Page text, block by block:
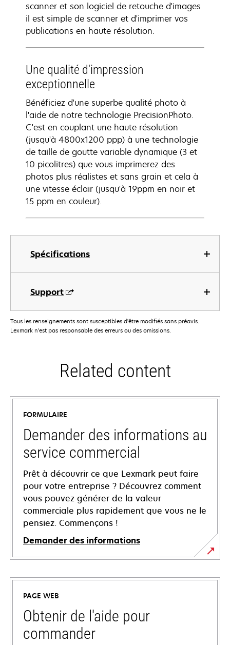
Spécifications
Support
scanner et son logiciel de retouche d'images
il est simple de scanner et d'imprimer vos
publications en haute résolution.
Une qualité d'impression
exceptionnelle
Bénéficiez d'une superbe qualité photo à
l'aide de notre technologie PrecisionPhoto.
C'est en couplant une haute résolution
(jusqu'à 4800x1200 ppp) à une technologie
de taille de goutte variable dynamique (3 et
10 picolitres) que vous imprimerez des
photos plus réalistes et sans grain et cela à
une vitesse éclair (jusqu'à 19ppm en noir et
15 ppm en couleur).
Tous les renseignements sont susceptibles d'être modifiés sans préavis.
Lexmark n'est pas responsable des erreurs ou des omissions.
Related content
FORMULAIRE
Demander des informations au
service commercial
Prêt à découvrir ce que Lexmark peut faire
pour votre entreprise ? Découvrez comment
vous pouvez générer de la valeur
commerciale plus rapidement que vous ne le
pensiez. Commençons !
Demander des informations
PAGE WEB
Obtenir de l'aide pour
commander